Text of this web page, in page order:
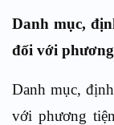
Danh mục,
đối với
Danh mục,
với phương